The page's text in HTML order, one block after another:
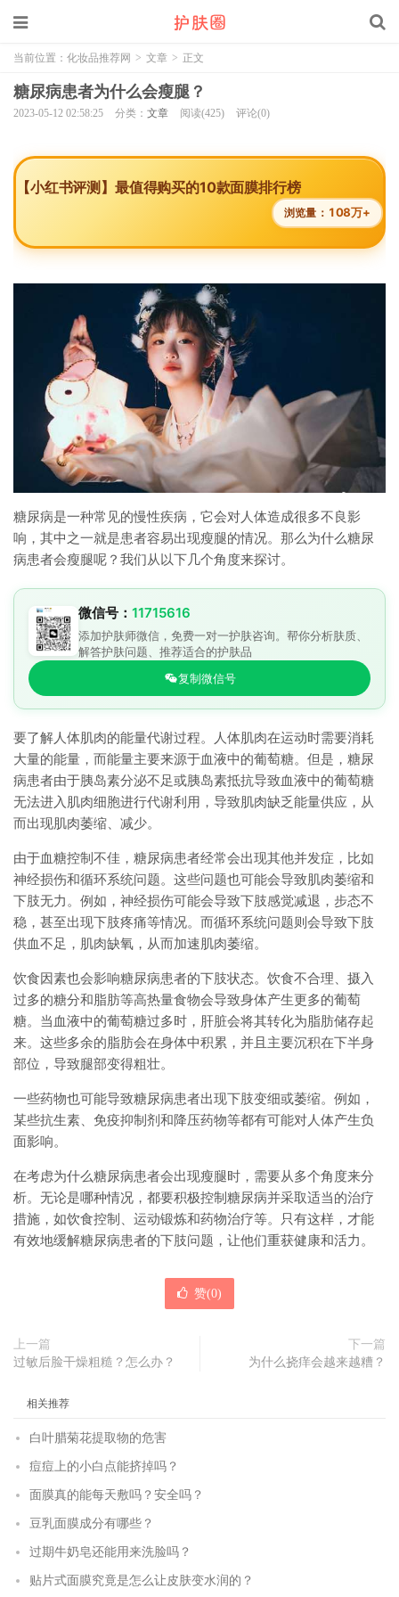
当前位置： 化妆品推荐网 > 文章 > 正文
糖尿病患者为什么会瘦腿？
2023-05-12 02:58:25 分类： 文章 阅读(425) 评论(0)
【小红书评测】最值得购买的10款面膜排行榜
浏览量： 108万+
糖尿病是一种常见的慢性疾病，它会对人体造成很多不良影
响，其中之一就是患者容易出现瘦腿的情况。那么为什么糖尿
病患者会瘦腿呢？我们从以下几个角度来探讨。
微信号： 11715616
添加护肤师微信，免费一对一护肤咨询。帮你分析肤质、
解答护肤问题、推荐适合的护肤品
复制微信号
要了解人体肌肉的能量代谢过程。人体肌肉在运动时需要消耗
大量的能量，而能量主要来源于血液中的葡萄糖。但是，糖尿
病患者由于胰岛素分泌不足或胰岛素抵抗导致血液中的葡萄糖
无法进入肌肉细胞进行代谢利用，导致肌肉缺乏能量供应，从
而出现肌肉萎缩、减少。
由于血糖控制不佳，糖尿病患者经常会出现其他并发症，比如
神经损伤和循环系统问题。这些问题也可能会导致肌肉萎缩和
下肢无力。例如，神经损伤可能会导致下肢感觉减退，步态不
稳，甚至出现下肢疼痛等情况。而循环系统问题则会导致下肢
供血不足，肌肉缺氧，从而加速肌肉萎缩。
饮食因素也会影响糖尿病患者的下肢状态。饮食不合理、摄入
过多的糖分和脂肪等高热量食物会导致身体产生更多的葡萄
糖。当血液中的葡萄糖过多时，肝脏会将其转化为脂肪储存起
来。这些多余的脂肪会在身体中积累，并且主要沉积在下半身
部位，导致腿部变得粗壮。
一些药物也可能导致糖尿病患者出现下肢变细或萎缩。例如，
某些抗生素、免疫抑制剂和降压药物等都有可能对人体产生负
面影响。
在考虑为什么糖尿病患者会出现瘦腿时，需要从多个角度来分
析。无论是哪种情况，都要积极控制糖尿病并采取适当的治疗
措施，如饮食控制、运动锻炼和药物治疗等。只有这样，才能
有效地缓解糖尿病患者的下肢问题，让他们重获健康和活力。
赞(0)
上一篇
过敏后脸干燥粗糙？怎么办？
下一篇
为什么挠痒会越来越糟？
相关推荐
白叶腊菊花提取物的危害
痘痘上的小白点能挤掉吗？
面膜真的能每天敷吗？安全吗？
豆乳面膜成分有哪些？
过期牛奶皂还能用来洗脸吗？
贴片式面膜究竟是怎么让皮肤变水润的？